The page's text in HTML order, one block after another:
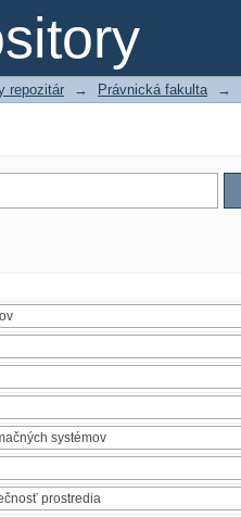
repozitár → Právnická fakulta →